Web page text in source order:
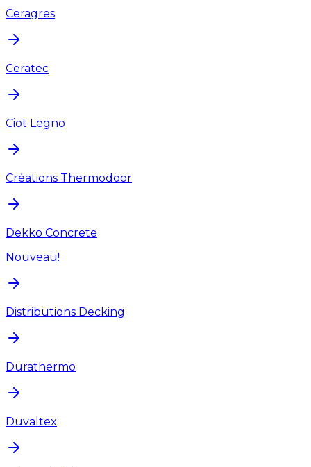
Ceragres
Ceratec
Ciot Legno
Créations Thermodoor
Dekko Concrete
Nouveau!
Distributions Decking
Durathermo
Duvaltex